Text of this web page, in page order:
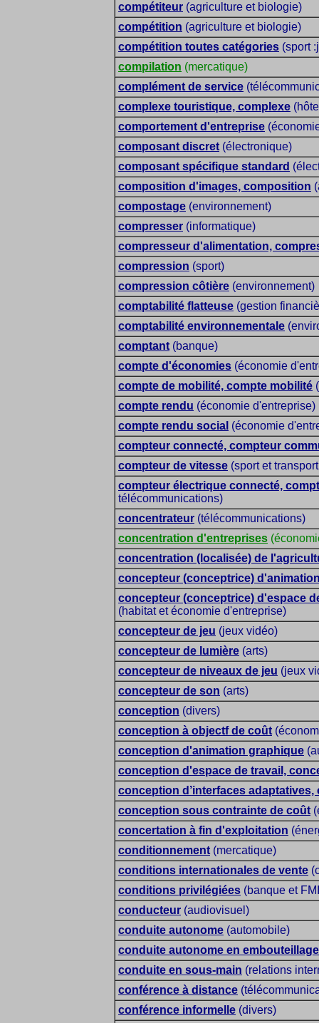
compétiteur (agriculture et biologie)
compétition (agriculture et biologie)
compétition toutes catégories (sport
compilation (mercatique)
complément de service
complexe touristique, complexe
comportement d'entreprise
composant discret (électronique)
composant spécifique standard
composition d'images, composition
compostage (environnement)
compresser (informatique)
compresseur d'alimentation,
compression (sport)
compression côtière (environnement)
comptabilité flatteuse (gestion
comptabilité environnementale
comptant (banque)
compte d'économies (économie
compte de mobilité, compte mobilité
compte rendu (économie d'entreprise)
compte rendu social (économie
compteur connecté, compteur
compteur de vitesse (sport et
compteur électrique connecté,
télécommunications)
concentrateur (télécommunications)
concentration d'entreprises
concentration (localisée) de
concepteur (conceptrice)
concepteur (conceptrice) d'espace
(habitat et économie d'entreprise)
concepteur de jeu (jeux vidéo)
concepteur de lumière (arts)
concepteur de niveaux de jeu (jeux
concepteur de son (arts)
conception (divers)
conception à objectf de coût
conception d'animation graphique
conception d'espace de travail,
conception d’interfaces
conception sous contrainte de coût
concertation à fin d'exploitation
conditionnement (mercatique)
conditions internationales de vente
conditions privilégiées (banque et
conducteur (audiovisuel)
conduite autonome (automobile)
conduite autonome en embouteillage
conduite en sous-main (relations
conférence à distance
conférence informelle (divers)